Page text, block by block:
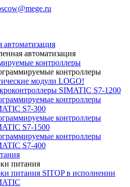
автоматизация
контроллеры
контроллеры
модули LOGO!
SIMATIC S7-1200
контроллеры
S7-300
контроллеры
S7-1500
контроллеры
S7-400
питания
питания SITOP в исполнении